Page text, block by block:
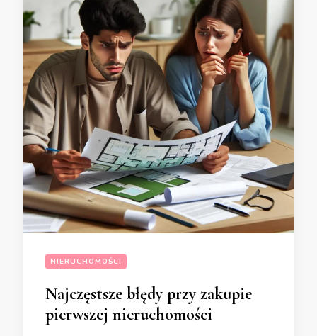
NIERUCHOMOŚCI
Najczęstsze błędy przy zakupie
pierwszej nieruchomości